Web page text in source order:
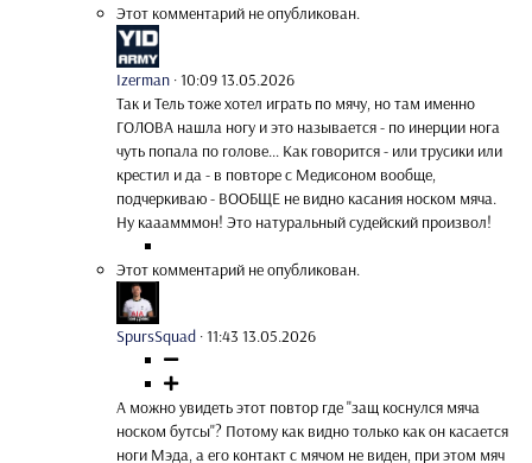
Этот комментарий не опубликован.
Izerman ·10:09 13.05.2026
Так и Тель тоже хотел играть по мячу, но там именно
ГОЛОВА нашла ногу и это называется - по инерции нога
чуть попала по голове... Как говорится - или трусики или
крестил и да - в повторе с Медисоном вообще,
подчеркиваю - ВООБЩЕ не видно касания носком мяча.
Ну кааамммон! Это натуральный судейский произвол!
Этот комментарий не опубликован.
SpursSquad ·11:43 13.05.2026
А можно увидеть этот повтор где "защ коснулся мяча
носком бутсы"? Потому как видно только как он касается
ноги Мэда, а его контакт с мячом не виден, при этом мяч